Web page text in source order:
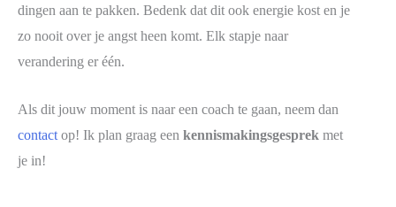
dingen aan te pakken. Bedenk dat dit ook energie kost en je
zo nooit over je angst heen komt. Elk stapje naar
verandering er één.
Als dit jouw moment is naar een coach te gaan, neem dan
contact op! Ik plan graag een kennismakingsgesprek met
je in!